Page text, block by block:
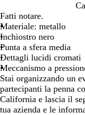
o
r
d
e
a
u
x
r
i
g
i
o
c
a
n
n
a
Fatti notare.
Materiale: metallo
Inchiostro nero
Punta a sfera media
Dettagli lucidi cromati
Meccanismo a
Stai organizzando un
partecipanti la penna
California e lascia il
tua azienda e le